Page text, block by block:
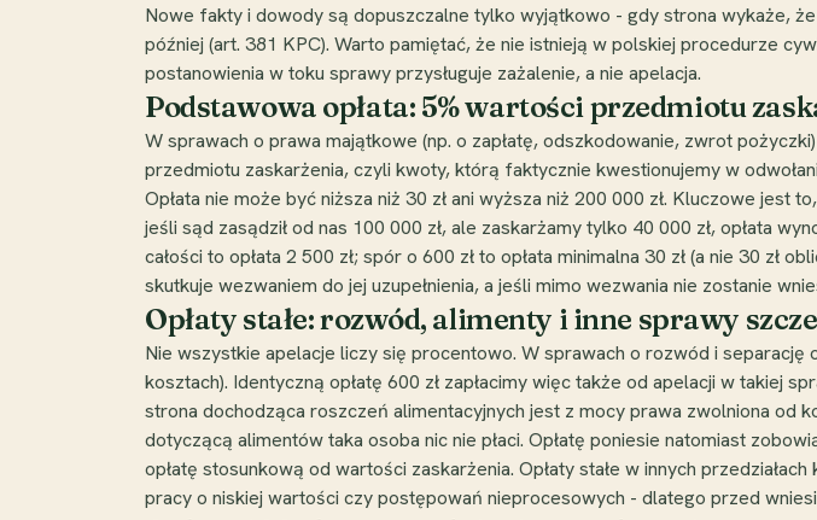
Nowe fakty i dowody są dopuszczalne tylko wyjątkowo - gdy strona wykaże, że
później (art. 381 KPC). Warto pamiętać, że nie istnieją w polskiej procedurze
postanowienia w toku sprawy przysługuje zażalenie, a nie apelacja.
Podstawowa opłata: 5% wartości przedmiotu
W sprawach o prawa majątkowe (np. o zapłatę, odszkodowanie, zwrot
przedmiotu zaskarżenia, czyli kwoty, którą faktycznie kwestionujemy w
Opłata nie może być niższa niż 30 zł ani wyższa niż 200 000 zł. Kluczowe jest
jeśli sąd zasądził od nas 100 000 zł, ale zaskarżamy tylko 40 000 zł, opłata
całości to opłata 2 500 zł; spór o 600 zł to opłata minimalna 30 zł (a nie 30 zł
skutkuje wezwaniem do jej uzupełnienia, a jeśli mimo wezwania nie zostanie
Opłaty stałe: rozwód, alimenty i inne sprawy
Nie wszystkie apelacje liczy się procentowo. W sprawach o rozwód i separację
kosztach). Identyczną opłatę 600 zł zapłacimy więc także od apelacji w takiej
strona dochodząca roszczeń alimentacyjnych jest z mocy prawa zwolniona od
dotyczącą alimentów taka osoba nic nie płaci. Opłatę poniesie natomiast
opłatę stosunkową od wartości zaskarżenia. Opłaty stałe w innych
pracy o niskiej wartości czy postępowań nieprocesowych - dlatego przed